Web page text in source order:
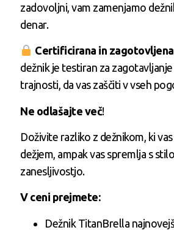
zadovoljni, vam zamenjamo
denar.
Certificirana in
dežnik je testiran za
trajnosti, da vas zaščiti v vseh
Ne odlašajte več!
Doživite razliko z dežnikom, ki
dežjem, ampak vas spremlja s
zanesljivostjo.
V ceni prejmete:
Dežnik TitanBrella